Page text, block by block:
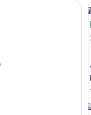
片
詳
腦工作空間、熨斗/熨衫板、
華
1